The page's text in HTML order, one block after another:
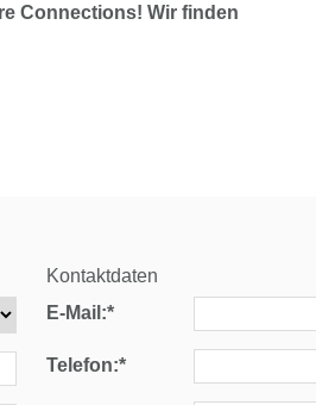
Connections! Wir finden
Kontaktdaten
E-Mail:*
Telefon:*